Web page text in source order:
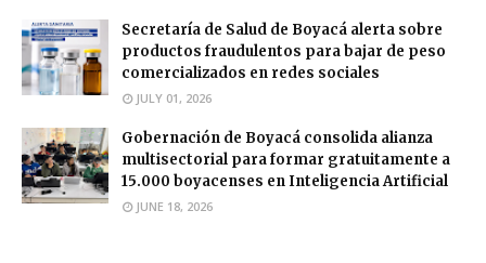
Secretaría de Salud de Boyacá alerta sobre
productos fraudulentos para bajar de peso
comercializados en redes sociales
JULY 01, 2026
Gobernación de Boyacá consolida alianza
multisectorial para formar gratuitamente a
15.000 boyacenses en Inteligencia Artificial
JUNE 18, 2026